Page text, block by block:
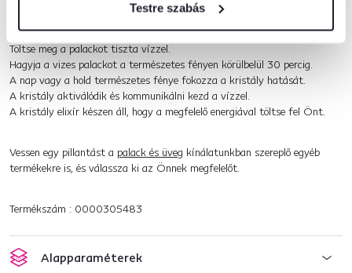
Testre szabás
A palackot és a kristályt alaposan mossa el folyó víz alatt. Kerülje a forró
víz használatát.
Töltse meg a palackot tiszta vízzel.
Hagyja a vizes palackot a természetes fényen körülbelül 30 percig.
A nap vagy a hold természetes fénye fokozza a kristály hatását.
A kristály aktiválódik és kommunikálni kezd a vízzel.
A kristály elixír készen áll, hogy a megfelelő energiával töltse fel Önt.
Vessen egy pillantást a palack és üveg kínálatunkban szereplő egyéb
termékekre is, és válassza ki az Önnek megfelelőt.
Termékszám : 0000305483
Alapparaméterek